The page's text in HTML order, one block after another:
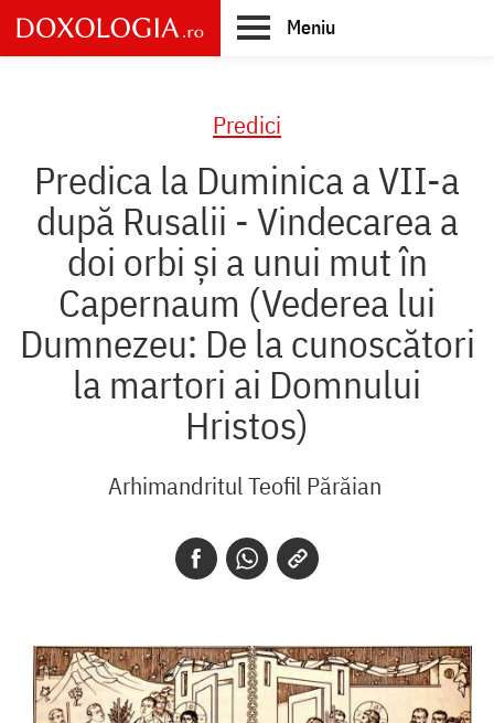
Skip
to
main
Meniu
Predici
Predica la Duminica a VII-a
după Rusalii - Vindecarea a
doi orbi și a unui mut în
Capernaum (Vederea lui
Dumnezeu: De la cunoscători
la martori ai Domnului
Hristos)
Arhimandritul Teofil Părăian